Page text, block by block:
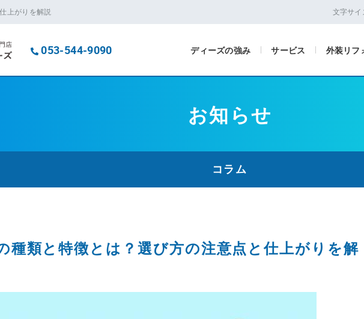
上がりを解説 文字サイ
053-544-9090 ディーズの強み サービス 外装リフ
お知らせ
コラム
種類と特徴とは？選び方の注意点と仕上がりを解